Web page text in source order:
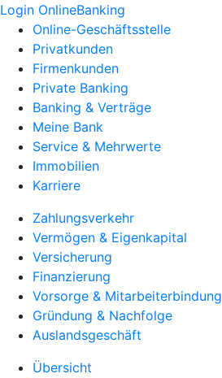
Login OnlineBanking
Online-Geschäftsstelle
Privatkunden
Firmenkunden
Private Banking
Banking & Verträge
Meine Bank
Service & Mehrwerte
Immobilien
Karriere
Zahlungsverkehr
Vermögen & Eigenkapital
Versicherung
Finanzierung
Vorsorge & Mitarbeiterbindung
Gründung & Nachfolge
Auslandsgeschäft
Übersicht